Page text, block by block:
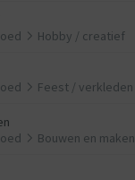
Hobby / creatief
Feest / verkleden
Bouwen en maken